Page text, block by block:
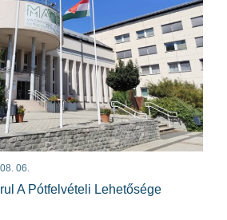
06.
A Pótfelvételi Lehetősége